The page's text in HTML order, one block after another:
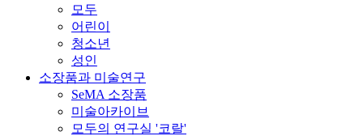
모두
어린이
청소년
성인
소장품과 미술연구
SeMA 소장품
미술아카이브
모두의 연구실 '코랄'